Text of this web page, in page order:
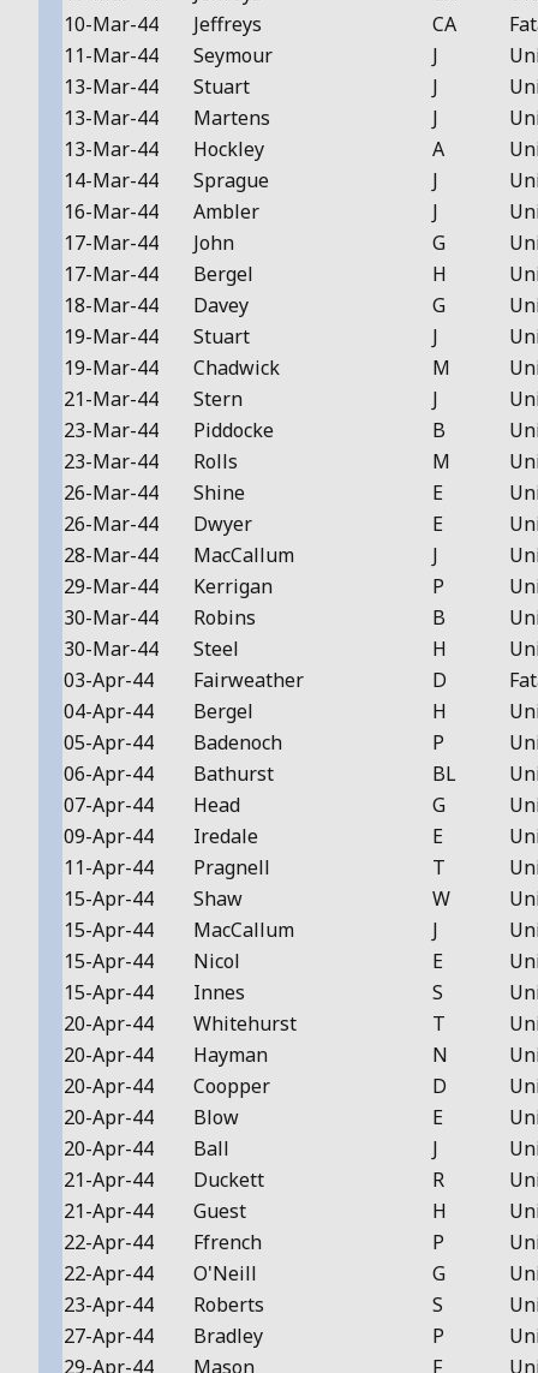
10-Mar-44
Jeffreys CA
11-Mar-44
Seymour J
13-Mar-44
Stuart J
13-Mar-44
Martens J
13-Mar-44
Hockley A
14-Mar-44
Sprague J
16-Mar-44
Ambler J
17-Mar-44
John G
17-Mar-44
Bergel H
18-Mar-44
Davey G
19-Mar-44
Stuart J
19-Mar-44
Chadwick M
21-Mar-44
Stern J
23-Mar-44
Piddocke B
23-Mar-44
Rolls M
26-Mar-44
Shine E
26-Mar-44
Dwyer E
28-Mar-44
MacCallum J
29-Mar-44
Kerrigan P
30-Mar-44
Robins B
30-Mar-44
Steel H
03-Apr-44
Fairweather D
04-Apr-44
Bergel H
05-Apr-44
Badenoch P
06-Apr-44
Bathurst BL
07-Apr-44
Head G
09-Apr-44
Iredale E
11-Apr-44
Pragnell T
15-Apr-44
Shaw W
15-Apr-44
MacCallum J
15-Apr-44
Nicol E
15-Apr-44
Innes S
20-Apr-44
Whitehurst T
20-Apr-44
Hayman N
20-Apr-44
Coopper D
20-Apr-44
Blow E
20-Apr-44
Ball J
21-Apr-44
Duckett R
21-Apr-44
Guest H
22-Apr-44
Ffrench P
22-Apr-44
O'Neill G
23-Apr-44
Roberts S
27-Apr-44
Bradley P
29-Apr-44
Mason F